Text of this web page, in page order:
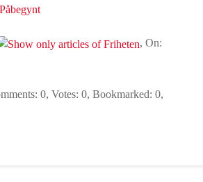
, On:
0, Votes: 0, Bookmarked: 0,